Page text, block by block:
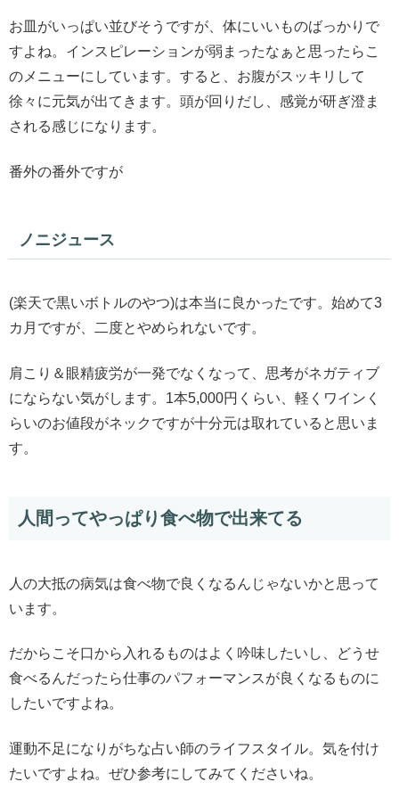
お皿がいっぱい並びそうですが、体にいいものばっかりで
すよね。インスピレーションが弱まったなぁと思ったらこ
のメニューにしています。すると、お腹がスッキリして
徐々に元気が出てきます。頭が回りだし、感覚が研ぎ澄ま
される感じになります。
番外の番外ですが
ノニジュース
(楽天で黒いボトルのやつ)は本当に良かったです。始めて3
カ月ですが、二度とやめられないです。
肩こり＆眼精疲労が一発でなくなって、思考がネガティブ
にならない気がします。1本5,000円くらい、軽くワインく
らいのお値段がネックですが十分元は取れていると思いま
す。
人間ってやっぱり食べ物で出来てる
人の大抵の病気は食べ物で良くなるんじゃないかと思って
います。
だからこそ口から入れるものはよく吟味したいし、どうせ
食べるんだったら仕事のパフォーマンスが良くなるものに
したいですよね。
運動不足になりがちな占い師のライフスタイル。気を付け
たいですよね。ぜひ参考にしてみてくださいね。